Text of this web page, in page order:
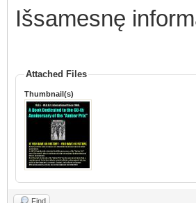
Išsamesnę
Attached Files
Thumbnail(s)
Find